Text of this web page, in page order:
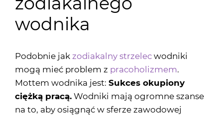
wodnika
Podobnie jak zodiakalny strzelec wodniki
mogą mieć problem z pracoholizmem.
Mottem wodnika jest: Sukces okupiony
ciężką pracą. Wodniki mają ogromne szanse
na to, aby osiągnąć w sferze zawodowej